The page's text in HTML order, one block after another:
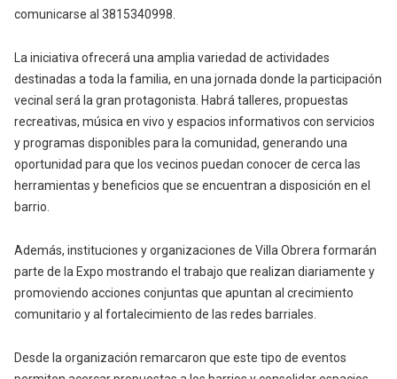
comunicarse al 3815340998.
La iniciativa ofrecerá una amplia variedad de actividades
destinadas a toda la familia, en una jornada donde la participación
vecinal será la gran protagonista. Habrá talleres, propuestas
recreativas, música en vivo y espacios informativos con servicios
y programas disponibles para la comunidad, generando una
oportunidad para que los vecinos puedan conocer de cerca las
herramientas y beneficios que se encuentran a disposición en el
barrio.
Además, instituciones y organizaciones de Villa Obrera formarán
parte de la Expo mostrando el trabajo que realizan diariamente y
promoviendo acciones conjuntas que apuntan al crecimiento
comunitario y al fortalecimiento de las redes barriales.
Desde la organización remarcaron que este tipo de eventos